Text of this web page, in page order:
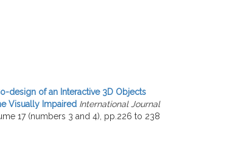
design of an Interactive 3D Objects
Visually Impaired International Journal
17 (numbers 3 and 4), pp.226 to 238